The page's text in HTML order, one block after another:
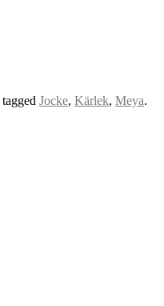
Jocke, Kärlek, Meya.